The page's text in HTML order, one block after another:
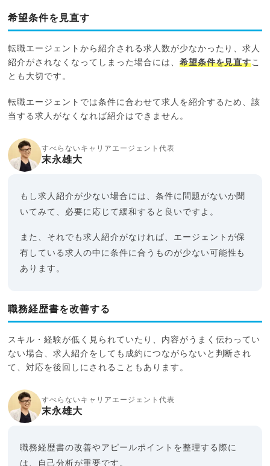
希望条件を見直す
転職エージェントから紹介される求人数が少なかったり、求人
紹介がされなくなってしまった場合には、 希望条件を見直すこ
とも大切です。
転職エージェントでは条件に合わせて求人を紹介するため、該
当する求人がなくなれば紹介はできません。
すべらないキャリアエージェント代表
末永雄大
もし求人紹介が少ない場合には、条件に問題がないか聞
いてみて、必要に応じて緩和すると良いですよ。
また、それでも求人紹介がなければ、エージェントが保
有している求人の中に条件に合うものが少ない可能性も
あります。
職務経歴書を改善する
スキル・経験が低く見られていたり、内容がうまく伝わってい
ない場合、求人紹介をしても成約につながらないと判断され
て、対応を後回しにされることもあります。
すべらないキャリアエージェント代表
末永雄大
職務経歴書の改善やアピールポイントを整理する際に
は、自己分析が重要です。